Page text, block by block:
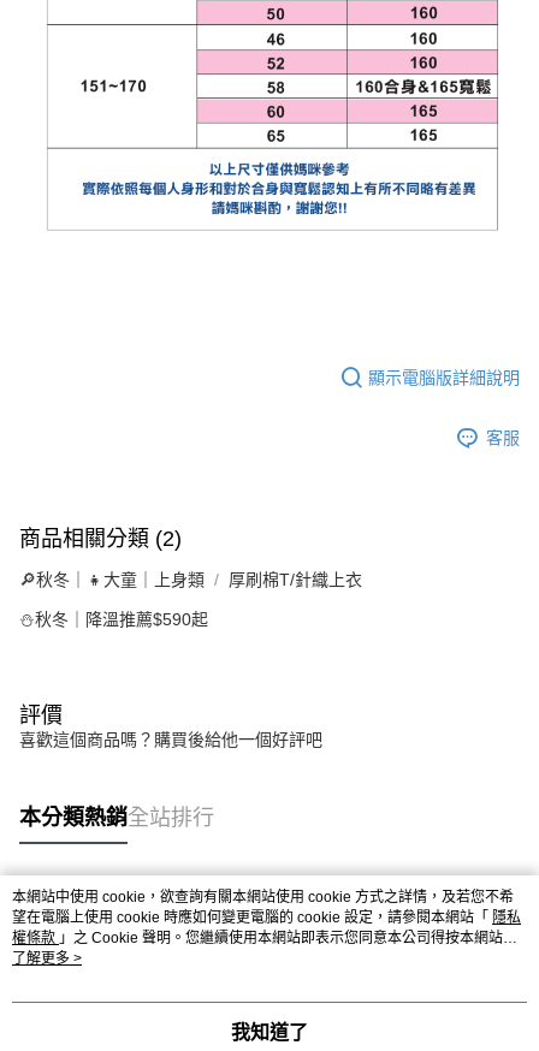
顯示電腦版詳細說明
客服
商品相關分類 (2)
🔎秋冬｜👧大童｜上身類 厚刷棉T/針織上衣
⛄秋冬｜降溫推薦$590起
評價
喜歡這個商品嗎？購買後給他一個好評吧
本分類熱銷全站排行
熱門標籤
本網站中使用 cookie，欲查詢有關本網站使用 cookie 方式之詳情，及若您不希
望在電腦上使用 cookie 時應如何變更電腦的 cookie 設定，請參閱本網站「 隱私
權條款 」之 Cookie 聲明。您繼續使用本網站即表示您同意本公司得按本網站使
用條款之 Cookie 聲明使用 cookie。
了解更多 >
我知道了